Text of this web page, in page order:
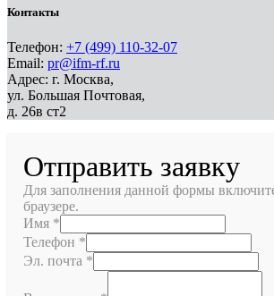
Контакты
Телефон: +7 (499) 110-32-07
Email: pr@ifm-rf.ru
Адрес: г. Москва,
ул. Большая Почтовая,
д. 26в ст2
Отправить заявку
Для заполнения данной формы
браузере.
Имя *
Телефон *
Эл. почта *